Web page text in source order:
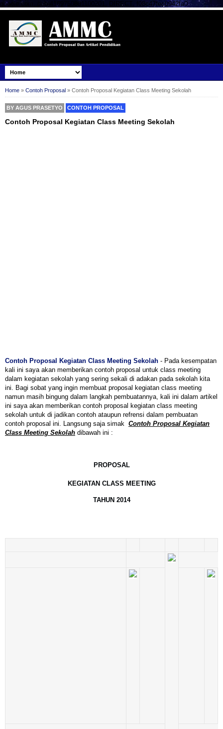
google.com, pub-4169750801100201, DIRECT, f08c47fec0942fa0
Home » Contoh Proposal » Contoh Proposal Kegiatan Class Meeting Sekolah
BY AGUS PRASETYO CONTOH PROPOSAL
Contoh Proposal Kegiatan Class Meeting Sekolah
Contoh Proposal Kegiatan Class Meeting Sekolah - Pada kesempatan
kali ini saya akan memberikan contoh proposal untuk class meeting
dalam kegiatan sekolah yang sering sekali di adakan pada sekolah kita
ini. Bagi sobat yang ingin membuat proposal kegiatan class meeting
namun masih bingung dalam langkah pembuatannya, kali ini dalam artikel
ini saya akan memberikan contoh proposal kegiatan class meeting
sekolah untuk di jadikan contoh ataupun refrensi dalam pembuatan
contoh proposal ini. Langsung saja simak Contoh Proposal Kegiatan
Class Meeting Sekolah dibawah ini :
PROPOSAL
KEGIATAN CLASS MEETING
TAHUN 2014